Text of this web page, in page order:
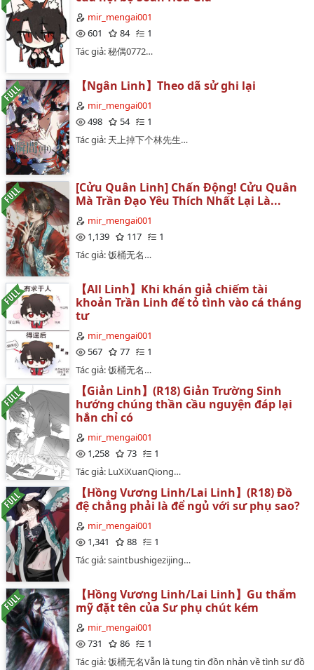
mir_mengai001
601
84
1
Tác giả: 秘偶0772…
【Ngân Linh】Theo dã sử ghi lại
mir_mengai001
498
54
1
Tác giả: 天上掉下个林先生…
[Cửu Quân Linh] Chấn Động! Cửu Quân
Mà Trần Đạo Yêu Thích Nhất Lại Là...
mir_mengai001
1,139
117
1
Tác giả: 饭桶无名…
【All Linh】Khi khán giả chiếm tài
khoản Trần Linh để tỏ tình vào cá tháng
tư
mir_mengai001
567
77
1
Tác giả: 饭桶无名…
【Giản Linh】(R18) Giản Trường Sinh
hướng chúng thần cầu nguyện đáp lại
hắn chỉ có
mir_mengai001
1,258
73
1
Tác giả: LuXiXuanQiong…
【Hồng Vương Linh/Lai Linh】(R18) Đồ
đệ chẳng phải là để ngủ với sư phụ sao?
mir_mengai001
1,341
88
1
Tác giả: saintbushigezijing…
【Hồng Vương Linh/Lai Linh】Gu thẩm
mỹ đặt tên của Sư phụ chút kém
mir_mengai001
731
86
1
Tác giả: 饭桶无名Vẫn là tung tin đồn nhản về tình sư đồ